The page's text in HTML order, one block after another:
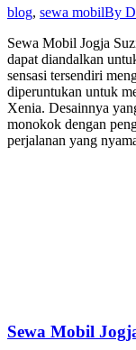
blog, sewa mobilBy
Sewa Mobil Jogja
dapat diandalkan
sensasi tersendiri
diperuntukan untuk
Xenia. Desainnya
monokok dengan
perjalanan yang
Sewa Mobil